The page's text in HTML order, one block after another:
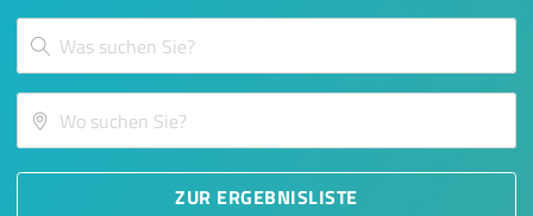
ZUR ERGEBNISLISTE